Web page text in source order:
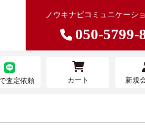
ノウキナビコミュニケーシ
050-5799-
たい 農機
査定依頼 カート 新規